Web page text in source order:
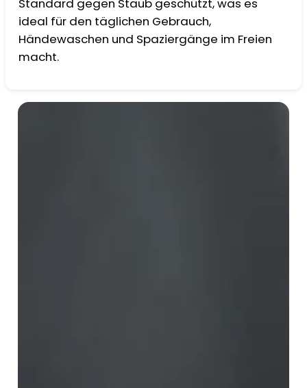
ideal für den täglichen Gebrauch,
Händewaschen und Spaziergänge im Freien
macht.